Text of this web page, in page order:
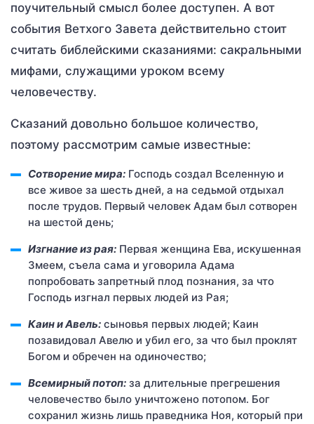
поучительный смысл более доступен. А вот
события Ветхого Завета действительно стоит
считать библейскими сказаниями: сакральными
мифами, служащими уроком всему
человечеству.
Сказаний довольно большое количество,
поэтому рассмотрим самые известные:
Сотворение мира: Господь создал Вселенную и
все живое за шесть дней, а на седьмой отдыхал
после трудов. Первый человек Адам был сотворен
на шестой день;
Изгнание из рая: Первая женщина Ева, искушенная
Змеем, съела сама и уговорила Адама
попробовать запретный плод познания, за что
Господь изгнал первых людей из Рая;
Каин и Авель: сыновья первых людей; Каин
позавидовал Авелю и убил его, за что был проклят
Богом и обречен на одиночество;
Всемирный потоп: за длительные прегрешения
человечество было уничтожено потопом. Бог
сохранил жизнь лишь праведника Ноя, который при